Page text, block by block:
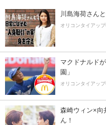
川島海荷さん
オリコンタイアッ
マクドナルド
園」
オリコンタイアッ
森崎ウィン×向
ん！